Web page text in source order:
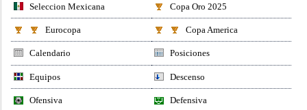
Seleccion Mexicana Copa Oro 2025
Eurocopa Copa America
Calendario Posiciones
Equipos Descenso
Ofensiva Defensiva